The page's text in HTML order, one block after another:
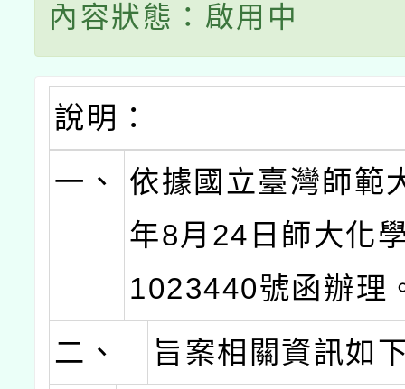
內容狀態：啟用中
說明：
一、
依據國立臺灣師範
年8月24日師大化
1023440號函辦理
二、
旨案相關資訊如